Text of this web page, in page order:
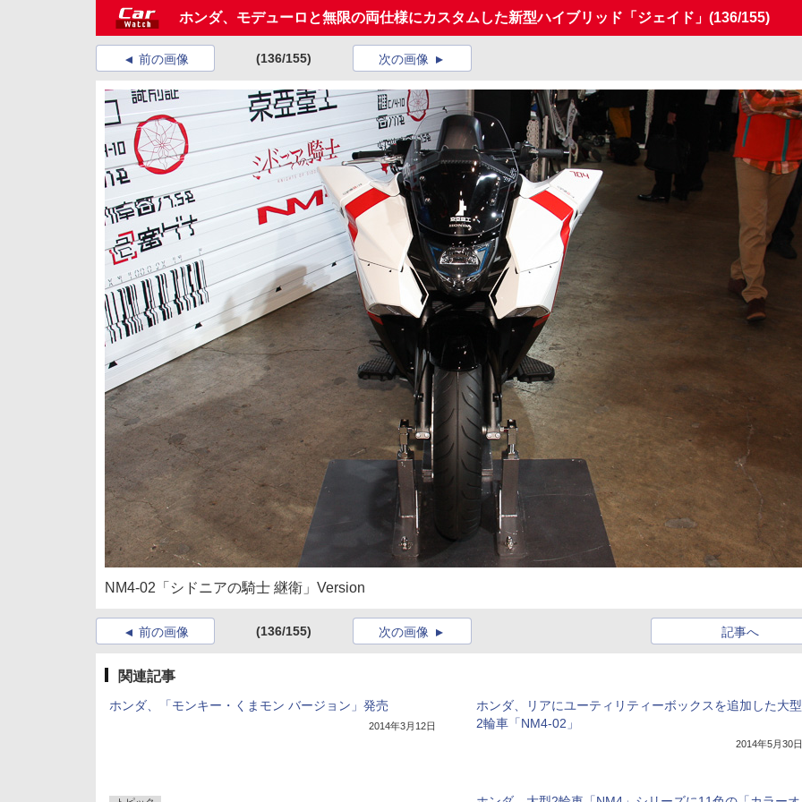
ホンダ、モデューロと無限の両仕様にカスタムした新型ハイブリッド「ジェイド」 (136/155)
前の画像 (136/155) 次の画像
NM4-02「シドニアの騎士 継衛」Version
前の画像 (136/155) 記事へ
次の画像
関連記事
ホンダ、「モンキー・くまモン バージョン」発売
2014年3月12日
ホンダ、リアにユーティリティーボックスを追加した大型
2輪車「NM4-02」
2014年5月30日